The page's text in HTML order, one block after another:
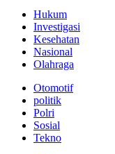
Hukum
Investigasi
Kesehatan
Nasional
Olahraga
Otomotif
politik
Polri
Sosial
Tekno